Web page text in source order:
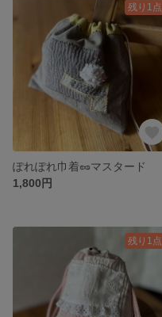
残り1点
ぽれぽれ巾着🥜マスタード
1,800円
残り1点